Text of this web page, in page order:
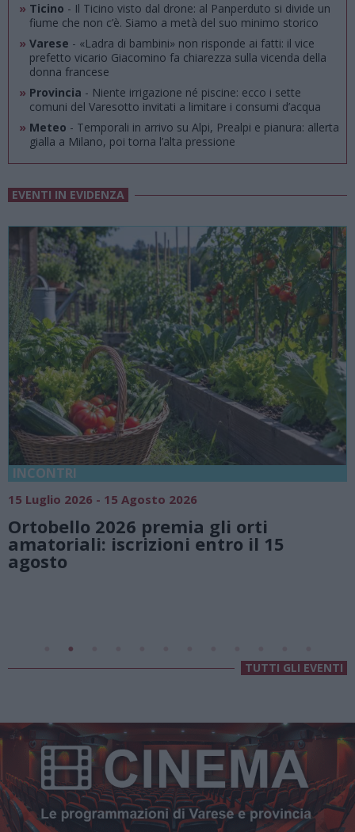
» Ticino - Il Ticino visto dal drone: al Panperduto si divide un
fiume che non c’è. Siamo a metà del suo minimo storico
» Varese - «Ladra di bambini» non risponde ai fatti: il vice
prefetto vicario Giacomino fa chiarezza sulla vicenda della
donna francese
» Provincia - Niente irrigazione né piscine: ecco i sette
comuni del Varesotto invitati a limitare i consumi d’acqua
» Meteo - Temporali in arrivo su Alpi, Prealpi e pianura: allerta
gialla a Milano, poi torna l’alta pressione
EVENTI IN EVIDENZA
18 Luglio 2026 - 15 Agosto 2026
Vivi l’estate a Villa Fogazzaro Roi. Tra
natura e atmosfere senza tempo sul
Lago di Lugano
Valsolda
TUTTI GLI EVENTI